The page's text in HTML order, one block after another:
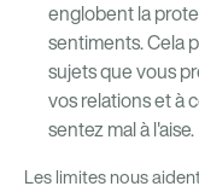
englobent la
sentiments. Cela
sujets que vous
vos relations et à
sentez mal à l'aise.
Les limites nous